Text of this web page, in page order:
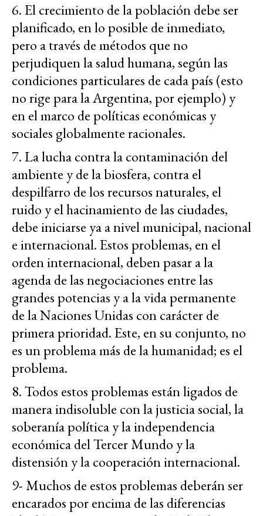
6. El crecimiento de la población debe ser
planificado, en lo posible de inmediato,
pero a través de métodos que no
perjudiquen la salud humana, según las
condiciones particulares de cada país (esto
no rige para la Argentina, por ejemplo) y
en el marco de políticas económicas y
sociales globalmente racionales.
7. La lucha contra la contaminación del
ambiente y de la biosfera, contra el
despilfarro de los recursos naturales, el
ruido y el hacinamiento de las ciudades,
debe iniciarse ya a nivel municipal, nacional
e internacional. Estos problemas, en el
orden internacional, deben pasar a la
agenda de las negociaciones entre las
grandes potencias y a la vida permanente
de la Naciones Unidas con carácter de
primera prioridad. Este, en su conjunto, no
es un problema más de la humanidad; es el
problema.
8. Todos estos problemas están ligados de
manera indisoluble con la justicia social, la
soberanía política y la independencia
económica del Tercer Mundo y la
distensión y la cooperación internacional.
9- Muchos de estos problemas deberán ser
encarados por encima de las diferencias